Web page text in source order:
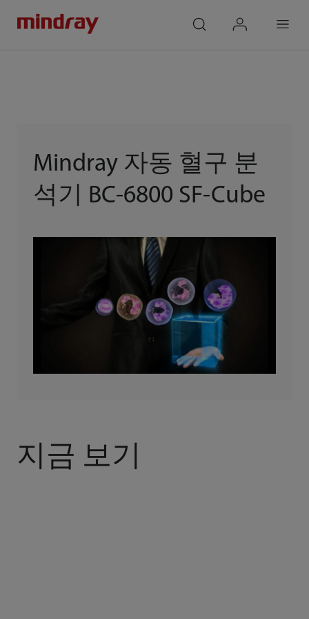
Mindray 자동 혈구 분
석기 BC-6800 SF-Cube
지금 보기